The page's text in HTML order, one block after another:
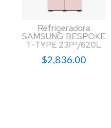
Refrigeradora
SAMSUNG BESPOKE
T-TYPE 23P³/620L
$2,836.00